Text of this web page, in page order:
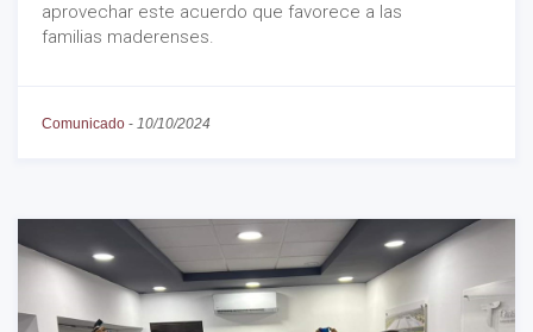
aprovechar este acuerdo que favorece a las
familias maderenses.
Comunicado - 10/10/2024